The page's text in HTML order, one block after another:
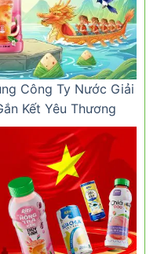
Công Ty Nước Giải
Kết Yêu Thương